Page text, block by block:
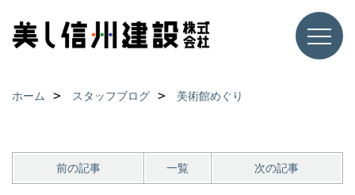
ホーム スタッフブログ 美術館めぐり
前の記事 一覧 次の記事